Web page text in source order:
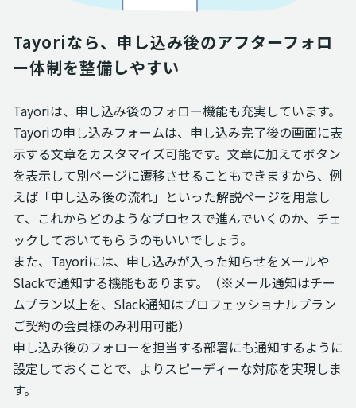
Tayoriなら、申し込み後のアフターフォロ
ー体制を整備しやすい
Tayoriは、申し込み後のフォロー機能も充実しています。
Tayoriの申し込みフォームは、申し込み完了後の画面に表
示する文章をカスタマイズ可能です。文章に加えてボタン
を表示して別ページに遷移させることもできますから、例
えば「申し込み後の流れ」といった解説ページを用意し
て、これからどのようなプロセスで進んでいくのか、チェ
ックしておいてもらうのもいいでしょう。
また、Tayoriには、申し込みが入った知らせをメールや
Slackで通知する機能もあります。（※メール通知はチー
ムプラン以上を、Slack通知はプロフェッショナルプラン
ご契約の会員様のみ利用可能）
申し込み後のフォローを担当する部署にも通知するように
設定しておくことで、よりスピーディーな対応を実現しま
す。